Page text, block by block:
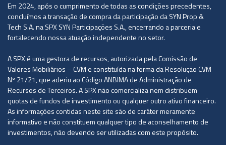
Em 2024, após o cumprimento de todas as condições precedentes,
concluímos a transação de compra da participação da SYN Prop &
Tech S.A. na SPX SYN Participações S.A., encerrando a parceria e
fortalecendo nossa atuação independente no setor.
A SPX é uma gestora de recursos, autorizada pela Comissão de
Valores Mobiliários – CVM e constituída na forma da Resolução CVM
Nº 21/21, que aderiu ao Código ANBIMA de Administração de
Recursos de Terceiros. A SPX não comercializa nem distribuem
quotas de fundos de investimento ou qualquer outro ativo financeiro.
As informações contidas neste site são de caráter meramente
informativo e não constituem qualquer tipo de aconselhamento de
investimentos, não devendo ser utilizadas com este propósito.